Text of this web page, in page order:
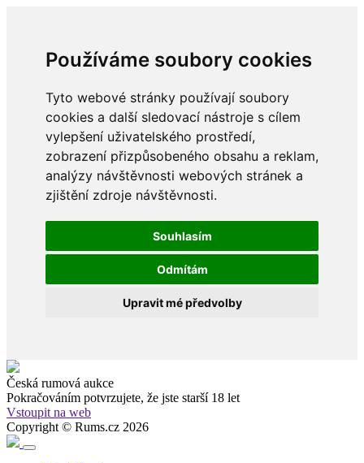
Používáme soubory cookies
Tyto webové stránky používají soubory
cookies a další sledovací nástroje s cílem
vylepšení uživatelského prostředí,
zobrazení přizpůsobeného obsahu a reklam,
analýzy návštěvnosti webových stránek a
zjištění zdroje návštěvnosti.
Souhlasím
Odmítám
Upravit mé předvolby
Česká rumová aukce
Pokračováním potvrzujete, že jste starší 18 let
Vstoupit na web
Copyright © Rums.cz 2026